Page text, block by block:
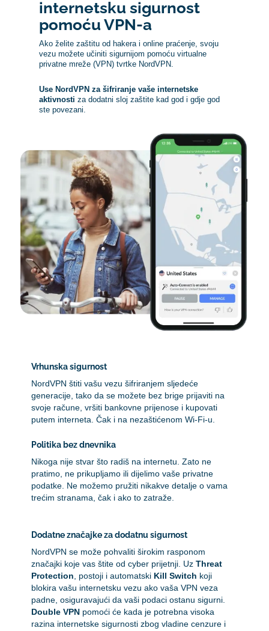
internetsku sigurnost
pomoću VPN-a
Ako želite zaštitu od hakera i online praćenje, svoju
vezu možete učiniti sigurnijom pomoću virtualne
privatne mreže (VPN) tvrtke NordVPN.
Use NordVPN za šifriranje vaše internetske
aktivnosti za dodatni sloj zaštite kad god i gdje god
ste povezani.
Vrhunska sigurnost
NordVPN štiti vašu vezu šifriranjem sljedeće
generacije, tako da se možete bez brige prijaviti na
svoje račune, vršiti bankovne prijenose i kupovati
putem interneta. Čak i na nezaštićenom Wi-Fi-u.
Politika bez dnevnika
Nikoga nije stvar što radiš na internetu. Zato ne
pratimo, ne prikupljamo ili dijelimo vaše privatne
podatke. Ne možemo pružiti nikakve detalje o vama
trećim stranama, čak i ako to zatraže.
Dodatne značajke za dodatnu sigurnost
NordVPN se može pohvaliti širokim rasponom
značajki koje vas štite od cyber prijetnji. UzThreat
Protection , postoji i automatski Kill Switch koji
blokira vašu internetsku vezu ako vaša VPN veza
padne, osiguravajući da vaši podaci ostanu sigurni.
Double VPN pomoći će kada je potrebna visoka
razina internetske sigurnosti zbog vladine cenzure i